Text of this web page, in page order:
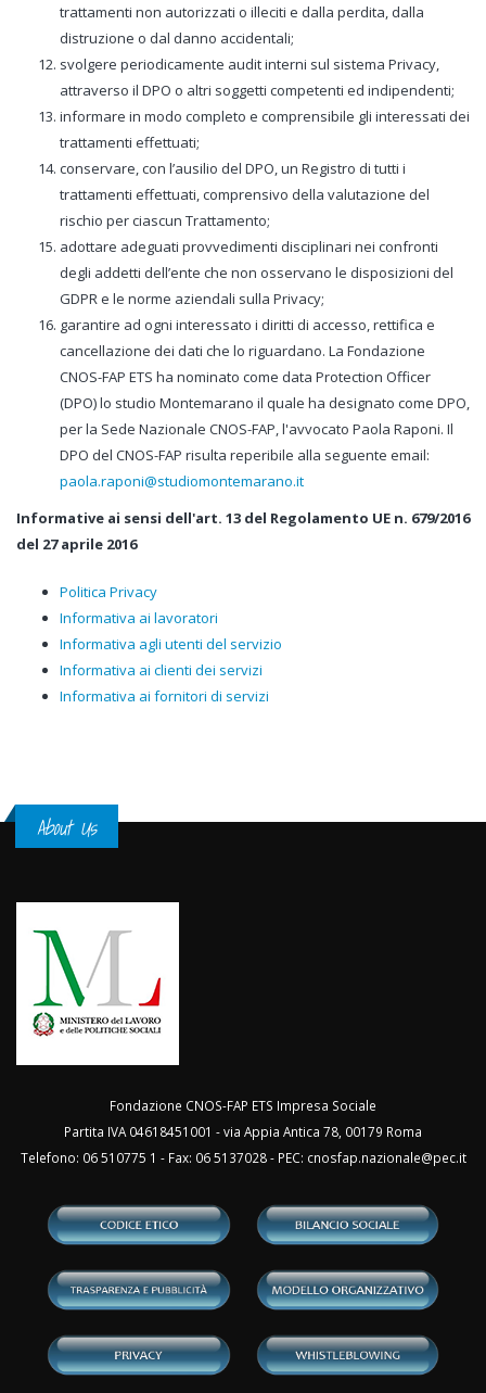
trattamenti non autorizzati o illeciti e dalla perdita, dalla
distruzione o dal danno accidentali;
svolgere periodicamente audit interni sul sistema Privacy,
attraverso il DPO o altri soggetti competenti ed indipendenti;
informare in modo completo e comprensibile gli interessati dei
trattamenti effettuati;
conservare, con l’ausilio del DPO, un Registro di tutti i
trattamenti effettuati, comprensivo della valutazione del
rischio per ciascun Trattamento;
adottare adeguati provvedimenti disciplinari nei confronti
degli addetti dell’ente che non osservano le disposizioni del
GDPR e le norme aziendali sulla Privacy;
garantire ad ogni interessato i diritti di accesso, rettifica e
cancellazione dei dati che lo riguardano. La Fondazione
CNOS-FAP ETS ha nominato come data Protection Officer
(DPO) lo studio Montemarano il quale ha designato come DPO,
per la Sede Nazionale CNOS-FAP, l'avvocato Paola Raponi. Il
DPO del CNOS-FAP risulta reperibile alla seguente email:
paola.raponi@studiomontemarano.it
Informative ai sensi dell'art. 13 del Regolamento UE n. 679/2016
del 27 aprile 2016
Politica Privacy
Informativa ai lavoratori
Informativa agli utenti del servizio
Informativa ai clienti dei servizi
Informativa ai fornitori di servizi
About Us
Fondazione CNOS-FAP ETS Impresa Sociale
Partita IVA 04618451001 - via Appia Antica 78, 00179 Roma
Telefono: 06 510775 1 - Fax: 06 5137028 - PEC: cnosfap.nazionale@pec.it